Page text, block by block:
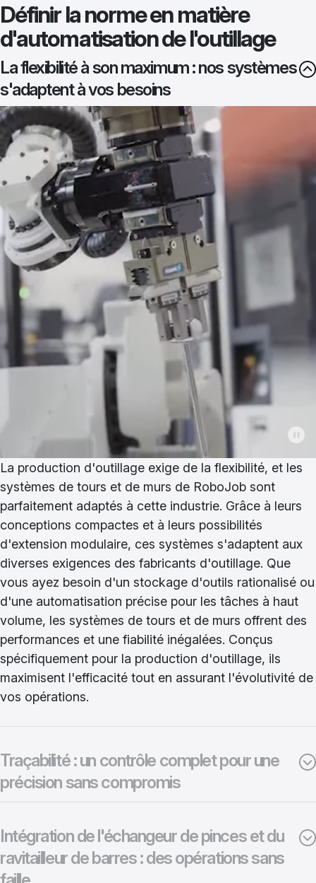
Définir la norme en matière
d'automatisation de l'outillage
La flexibilité à son maximum : nos systèmes
s'adaptent à vos besoins
La production d'outillage exige de la flexibilité, et les
systèmes de tours et de murs de RoboJob sont
parfaitement adaptés à cette industrie. Grâce à leurs
conceptions compactes et à leurs possibilités
d'extension modulaire, ces systèmes s'adaptent aux
diverses exigences des fabricants d'outillage. Que
vous ayez besoin d'un stockage d'outils rationalisé ou
d'une automatisation précise pour les tâches à haut
volume, les systèmes de tours et de murs offrent des
performances et une fiabilité inégalées. Conçus
spécifiquement pour la production d'outillage, ils
maximisent l'efficacité tout en assurant l'évolutivité de
vos opérations.
Traçabilité : un contrôle complet pour une
précision sans compromis
Intégration de l'échangeur de pinces et du
ravitailleur de barres : des opérations sans